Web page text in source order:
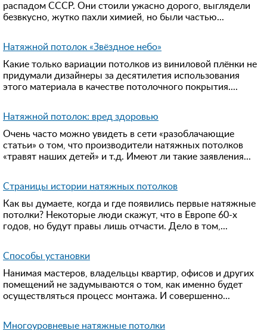
распадом СССР. Они стоили ужасно дорого, выглядели
безвкусно, жутко пахли химией, но были частью...
Натяжной потолок «Звёздное небо»
Какие только вариации потолков из виниловой плёнки не
придумали дизайнеры за десятилетия использования
этого материала в качестве потолочного покрытия....
Натяжной потолок: вред здоровью
Очень часто можно увидеть в сети «разоблачающие
статьи» о том, что производители натяжных потолков
«травят наших детей» и т.д. Имеют ли такие заявления...
Страницы истории натяжных потолков
Как вы думаете, когда и где появились первые натяжные
потолки? Некоторые люди скажут, что в Европе 60-х
годов, но будут правы лишь отчасти. Дело в том,...
Способы установки
Нанимая мастеров, владельцы квартир, офисов и других
помещений не задумываются о том, как именно будет
осуществляться процесс монтажа. И совершенно...
Многоуровневые натяжные потолки